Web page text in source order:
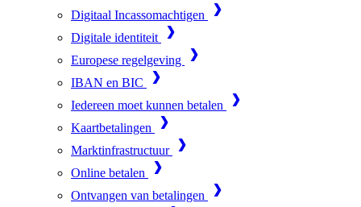
Digitaal Incassomachtigen
Digitale identiteit
Europese regelgeving
IBAN en BIC
Iedereen moet kunnen betalen
Kaartbetalingen
Marktinfrastructuur
Online betalen
Ontvangen van betalingen